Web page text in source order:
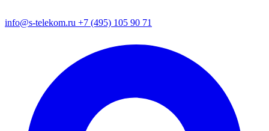
info@s-telekom.ru +7 (495) 105 90 71